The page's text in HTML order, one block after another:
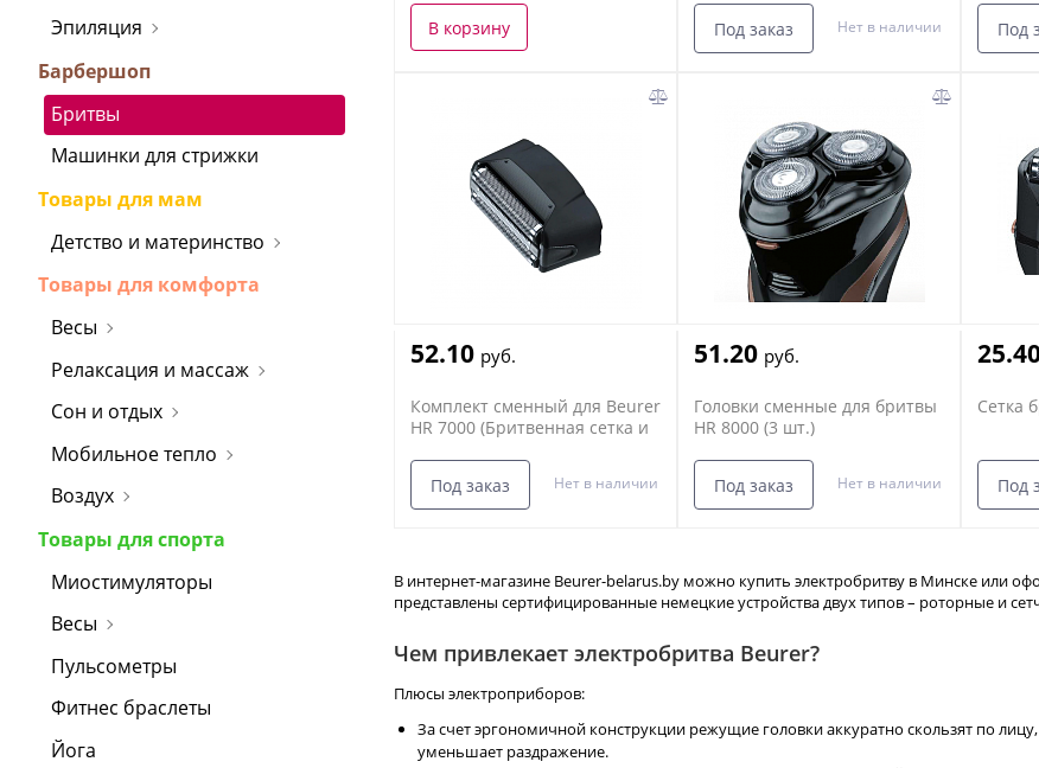
Эпиляция
Барбершоп
Бритвы
Машинки для стрижки
Товары для мам
Детство и материнство
Товары для комфорта
Весы
Релаксация и массаж
Сон и отдых
Мобильное тепло
Воздух
Товары для спорта
Миостимуляторы
Весы
Пульсометры
Фитнес браслеты
Йога
В корзину Под заказ Нет в наличии Под
52.10 руб.
Комплект сменный для Beurer
HR 7000 (Бритвенная сетка и
Под заказ
Нет в наличии
51.20 руб.
Головки сменные для бритвы
HR 8000 (3 шт.)
Под заказ Нет в наличии
Сетка
Под
В интернет-магазине Beurer-belarus.by можно купить электробритву в Минске или
представлены сертифицированные немецкие устройства двух типов – роторные и
Чем привлекает электробритва Beurer?
Плюсы электроприборов:
За счет эргономичной конструкции режущие головки аккуратно скользят по
уменьшает раздражение.